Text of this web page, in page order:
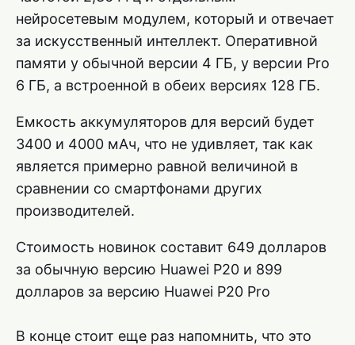
нейросетевым модулем, который и отвечает
за искусственный интеллект. Оперативной
памяти у обычной версии 4 ГБ, у версии Pro
6 ГБ, а встроенной в обеих версиях 128 ГБ.
Емкость аккумуляторов для версий будет
3400 и 4000 мАч, что не удивляет, так как
является примерно равной величиной в
сравнении со смартфонами других
производителей.
Стоимость новинок составит 649 долларов
за обычную версию Huawei P20 и 899
долларов за версию Huawei P20 Pro
В конце стоит еще раз напомнить, что это